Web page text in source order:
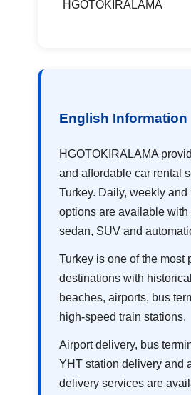
HGOTOKIRALAMA
English Information
HGOTOKIRALAMA
and affordable car rental
Turkey. Daily, weekly and
options are available with
sedan, SUV and
Turkey is one of the most
destinations with
beaches, airports, bus
high-speed train stations.
Airport delivery, bus
YHT station delivery and
delivery services are